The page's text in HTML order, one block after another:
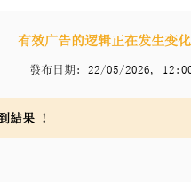
有效广告的逻辑正在发生变化
發布日期: 22/05/2026,
結果 !